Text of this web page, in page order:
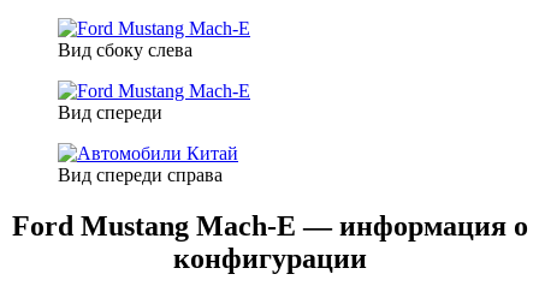
Вид сбоку слева
Вид спереди
Вид спереди справа
Ford Mustang Mach-E — информация о
конфигурации